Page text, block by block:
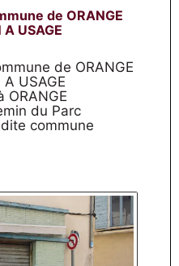
de ORANGE
USAGE
de ORANGE
USAGE
ORANGE
du Parc
commune